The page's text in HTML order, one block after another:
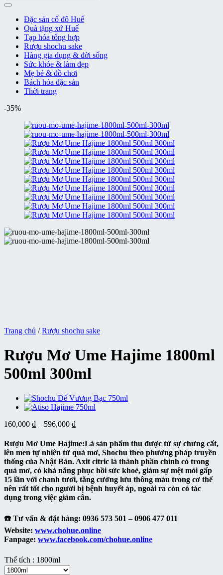
Đặc sản cố đô Huế
Quà tặng xứ Huế
Tạp hóa tổng hợp
Rượu shochu sake
Hàng gia dụng & đời sống
Sức khỏe & làm đẹp
Mẹ bé & đồ chơi
Bách hóa đặc sản
Thời trang
-35%
Trang chủ / Rượu shochu sake
Rượu Mơ Ume Hajime 1800ml
500ml 300ml
160,000 ₫ – 596,000 ₫Khoảng
từ
160,000 ₫
đến
596,000 ₫
Rượu Mơ Ume Hajime:Là sản phẩm thu được từ sự chưng cất,
lên men tự nhiên từ quả mơ, Shochu theo phương pháp truyền
thống của Nhật Bản. Axit citric là thành phần chính có trong
quả mơ, có khả năng phục hồi sức khoẻ, giảm sự mệt mỏi gấp
15 lần với chanh tươi, tăng cường lưu thông máu trong cơ thể
nên rất tốt cho người bị bệnh huyết áp, ngoài ra còn có tác
dụng trong việc giảm cân.
☎️ Tư vấn & đặt hàng: 0936 573 501 – 0906 477 011
Website: www.chohue.online
Fanpage: www.facebook.com/chohue.online
Thể tích : 1800ml